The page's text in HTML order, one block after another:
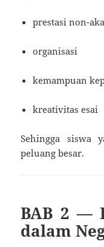
prestasi non-
organisasi
kemampuan
kreativitas esai
Sehingga siswa
peluang besar.
BAB 2 —
dalam